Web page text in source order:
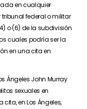
en cualquier
federal o militar
o (6) de la subdivisión
cuales podría ser la
en una cita en
Ángeles John Murray
sexuales en
en Los Ángeles,